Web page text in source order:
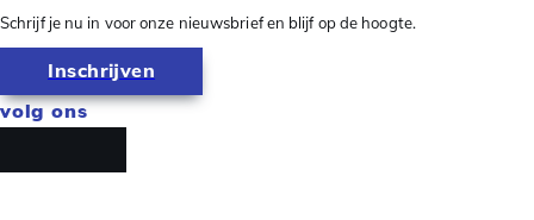
Schrijf je nu in voor onze nieuwsbrief en blijf op de hoogte.
Inschrijven
volg ons